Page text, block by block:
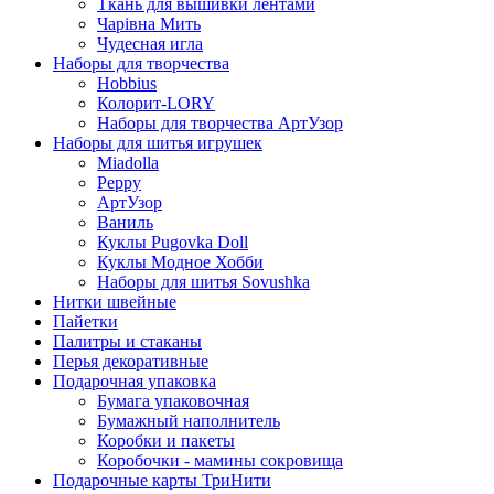
Ткань для вышивки лентами
Чарiвна Мить
Чудесная игла
Наборы для творчества
Hobbius
Колорит-LORY
Наборы для творчества АртУзор
Наборы для шитья игрушек
Miadolla
Peppy
АртУзор
Ваниль
Куклы Pugovka Doll
Куклы Модное Хобби
Наборы для шитья Sovushka
Нитки швейные
Пайетки
Палитры и стаканы
Перья декоративные
Подарочная упаковка
Бумага упаковочная
Бумажный наполнитель
Коробки и пакеты
Коробочки - мамины сокровища
Подарочные карты ТриНити